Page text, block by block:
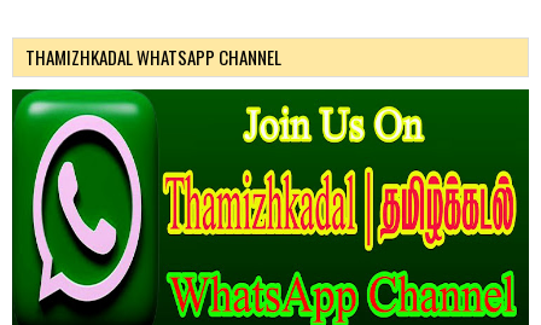
THAMIZHKADAL WHATSAPP CHANNEL